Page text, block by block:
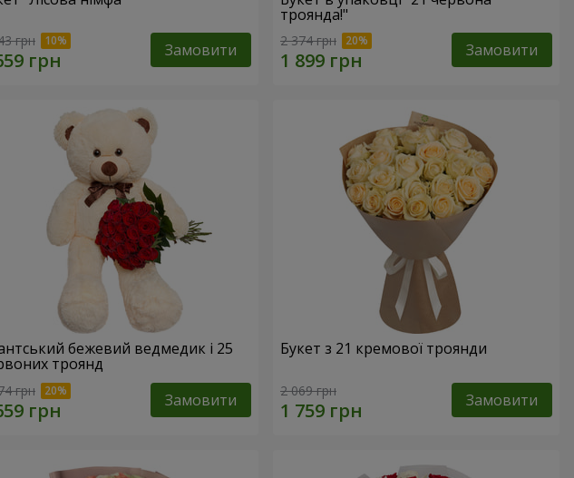
грн Замовити
троянда!"
2 374 грн Замовити
бежевий ведмедик і 25
троянд
грн Замовити
Букет з 21 кремової троянди
2 069 грн Замовити